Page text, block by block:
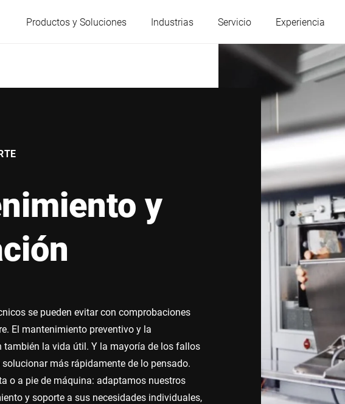
Productos y Soluciones Industrias Servicio Experiencia
Alemania
Italia
Polonia Portugal
Eslovaquia
Turquía
Reino Unido
y
se pueden evitar con comprobaciones
El mantenimiento preventivo y la
la vida útil. Y la mayoría de los fallos
más rápidamente de lo pensado.
o a pie de máquina: adaptamos nuestros
y soporte a sus necesidades individuales,